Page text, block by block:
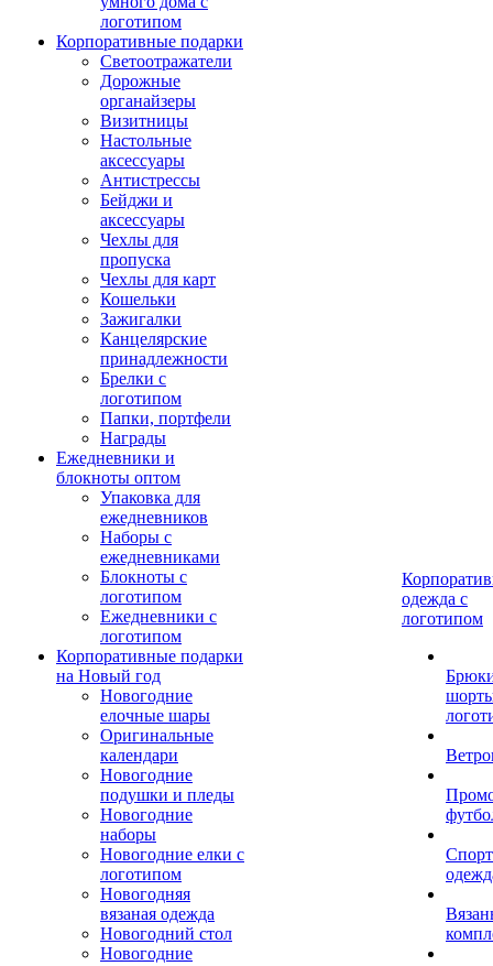
логотипом
Корпоративные подарки
Светоотражатели
Дорожные
органайзеры
Визитницы
Настольные
аксессуары
Антистрессы
Бейджи и
аксессуары
Чехлы для
пропуска
Чехлы для карт
Кошельки
Зажигалки
Канцелярские
принадлежности
Брелки с
логотипом
Папки, портфели
Награды
Ежедневники и
блокноты оптом
Упаковка для
ежедневников
Наборы с
ежедневниками
Блокноты с
логотипом
Ежедневники с
логотипом
Корпоративные подарки
на Новый год
Новогодние
елочные шары
Оригинальные
календари
Новогодние
подушки и пледы
Новогодние
наборы
Новогодние елки с
логотипом
Новогодняя
вязаная одежда
Новогодний стол
Новогодние
одежда с
логотипом